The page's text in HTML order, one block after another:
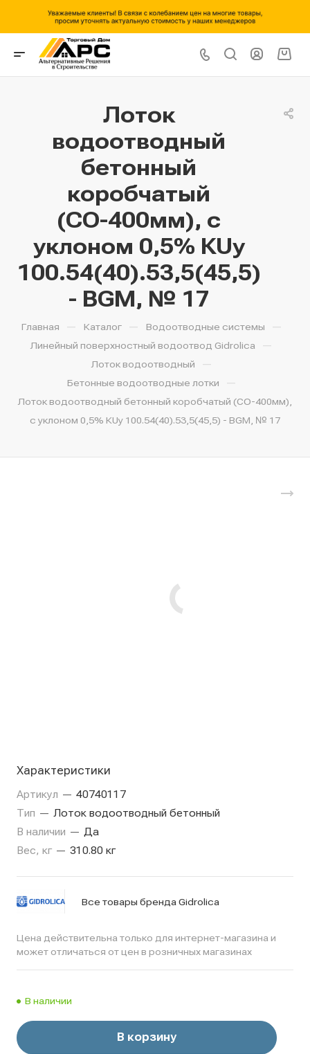
Лоток
водоотводный
бетонный
коробчатый
(СО-400мм), с
уклоном 0,5% КUу
100.54(40).53,5(45,5)
- BGМ, № 17
Главная — Каталог — Водоотводные системы —
Линейный поверхностный водоотвод Gidrolica —
Лоток водоотводный —
Бетонные водоотводные лотки —
Лоток водоотводный бетонный коробчатый (СО-400мм),
с уклоном 0,5% КUу 100.54(40).53,5(45,5) - BGМ, № 17
Характеристики
Артикул — 40740117
Тип — Лоток водоотводный бетонный
В наличии — Да
Вес, кг — 310.80 кг
Все товары бренда Gidrolica
Цена действительна только для интернет-магазина и
может отличаться от цен в розничных магазинах
В наличии
В корзину